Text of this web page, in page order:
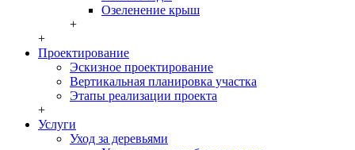
Озеленение крыш
+
+
Проектирование
Эскизное проектирование
Вертикальная планировка участка
Этапы реализации проекта
+
Услуги
Уход за деревьями